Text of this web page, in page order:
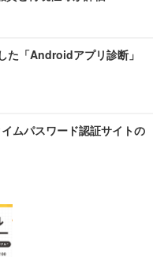
た「Androidアプリ診断」
ムパスワード認証サイトの